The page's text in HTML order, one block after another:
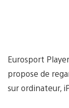
Eurosport
propose de
sur ordinateur,